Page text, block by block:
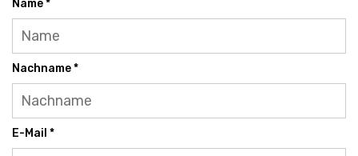
Name *
Nachname *
E-Mail *